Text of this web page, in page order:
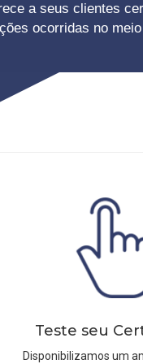
a seus clientes
ocorridas no
Teste seu
Disponibilizamos um